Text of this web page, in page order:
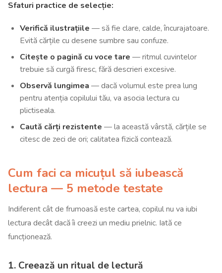
Sfaturi practice de selecție:
Verifică ilustrațiile — să fie clare, calde, încurajatoare.
Evită cărțile cu desene sumbre sau confuze.
Citește o pagină cu voce tare — ritmul cuvintelor
trebuie să curgă firesc, fără descrieri excesive.
Observă lungimea — dacă volumul este prea lung
pentru atenția copilului tău, va asocia lectura cu
plictiseala.
Caută cărți rezistente — la această vârstă, cărțile se
citesc de zeci de ori; calitatea fizică contează.
Cum faci ca micuțul să iubească
lectura — 5 metode testate
Indiferent cât de frumoasă este cartea, copilul nu va iubi
lectura decât dacă îi creezi un mediu prielnic. Iată ce
funcționează.
1. Creează un ritual de lectură